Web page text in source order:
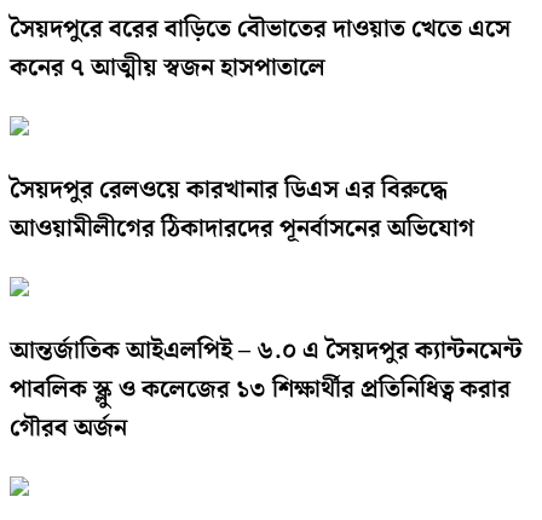
সৈয়দপুরে বরের বাড়িতে বৌভাতের দাওয়াত খেতে এসে
কনের ৭ আত্মীয় স্বজন হাসপাতালে
সৈয়দপুর রেলওয়ে কারখানার ডিএস এর বিরুদ্ধে
আওয়ামীলীগের ঠিকাদারদের পূনর্বাসনের অভিযোগ
আন্তর্জাতিক আইএলপিই – ৬.০ এ সৈয়দপুর ক্যান্টনমেন্ট
পাবলিক স্ক্লু ও কলেজের ১৩ শিক্ষার্থীর প্রতিনিধিত্ব করার
গৌরব অর্জন